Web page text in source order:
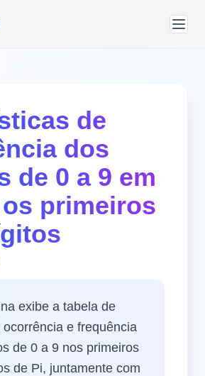
de
dos
de 0 a 9 em
primeiros
exibe a tabela de
ocorrência e frequência
de 0 a 9 nos primeiros
de Pi, juntamente com